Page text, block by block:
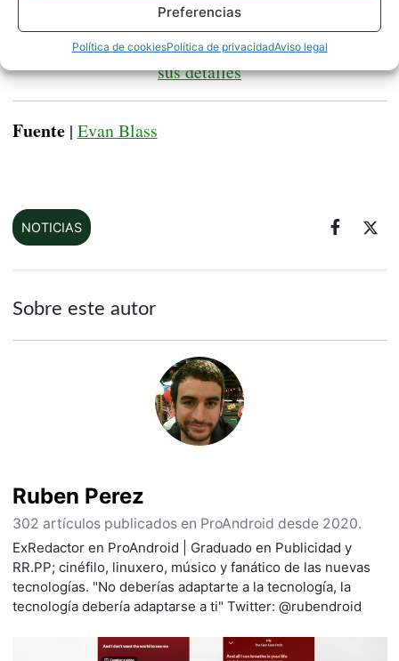
Preferencias
Política de cookiesPolítica de privacidadAviso legal
Google Pixel 2 y Pixel 2 XL, ya conocemos todos
sus detalles
Fuente| Evan Blass
NOTICIAS
Sobre este autor
Ruben Perez
302 artículos publicados en ProAndroid desde 2020.
ExRedactor en ProAndroid | Graduado en Publicidad y
RR.PP; cinéfilo, linuxero, músico y fanático de las nuevas
tecnologías. "No deberías adaptarte a la tecnología, la
tecnología debería adaptarse a ti" Twitter: @rubendroid